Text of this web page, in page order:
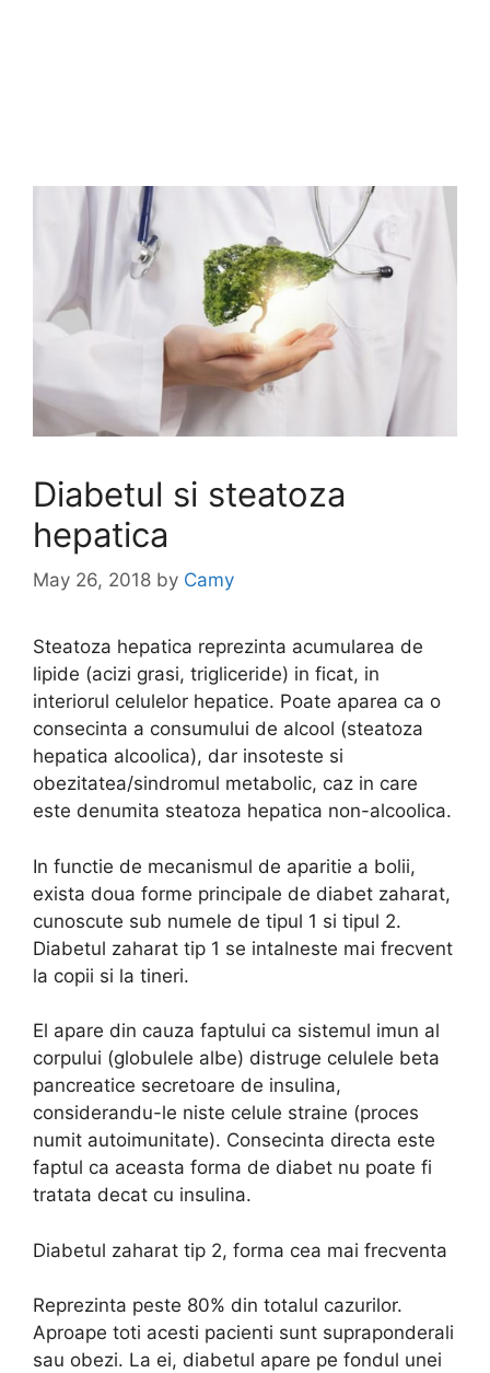
Diabetul si steatoza
hepatica
May 26, 2018 by Camy
Steatoza hepatica reprezinta acumularea de
lipide (acizi grasi, trigliceride) in ficat, in
interiorul celulelor hepatice. Poate aparea ca o
consecinta a consumului de alcool (steatoza
hepatica alcoolica), dar insoteste si
obezitatea/sindromul metabolic, caz in care
este denumita steatoza hepatica non-alcoolica.
In functie de mecanismul de aparitie a bolii,
exista doua forme principale de diabet zaharat,
cunoscute sub numele de tipul 1 si tipul 2.
Diabetul zaharat tip 1 se intalneste mai frecvent
la copii si la tineri.
El apare din cauza faptului ca sistemul imun al
corpului (globulele albe) distruge celulele beta
pancreatice secretoare de insulina,
considerandu-le niste celule straine (proces
numit autoimunitate). Consecinta directa este
faptul ca aceasta forma de diabet nu poate fi
tratata decat cu insulina.
Diabetul zaharat tip 2, forma cea mai frecventa
Reprezinta peste 80% din totalul cazurilor.
Aproape toti acesti pacienti sunt supraponderali
sau obezi. La ei, diabetul apare pe fondul unei